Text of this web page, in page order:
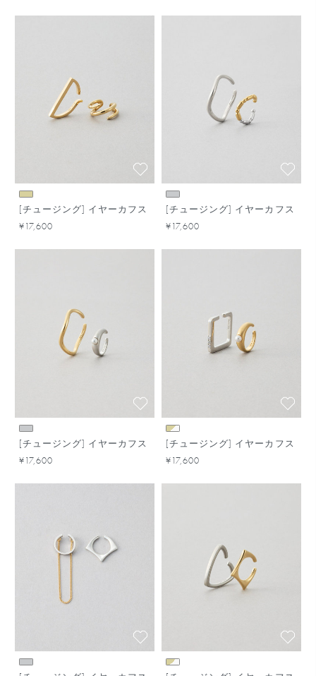
[チュージング] イヤーカフス
¥17,600
[チュージング] イヤーカフス
¥17,600
[チュージング] イヤーカフス
¥17,600
[チュージング] イヤーカフス
¥17,600